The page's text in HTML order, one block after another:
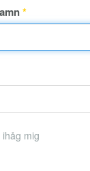
*
ihåg mig